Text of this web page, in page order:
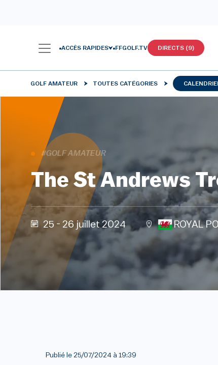
ACCÈS RAPIDES FFGOLF.TV DIRECTS (9)
GOLF AMATEUR TOUTES CATÉGORIES
#GOLF AMATEUR
The St Andrews
25 - 26 juillet 2024 ROYAL
Publié le 25/07/2024 à 19:39